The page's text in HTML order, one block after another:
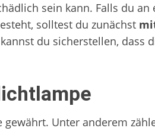
sein kann. Falls du an
solltest du zunächst
du sicherstellen, dass
Unter anderem